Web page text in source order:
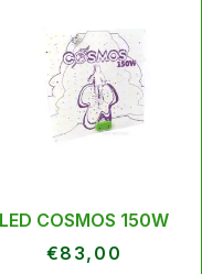
LED COSMOS 150W
€83,00